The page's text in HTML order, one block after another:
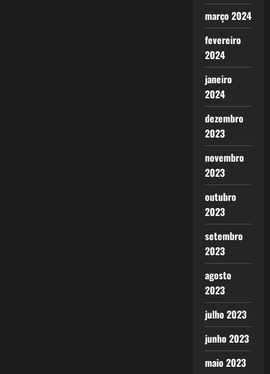
março 2024
fevereiro
2024
janeiro
2024
dezembro
2023
novembro
2023
outubro
2023
setembro
2023
agosto
2023
julho 2023
junho 2023
maio 2023